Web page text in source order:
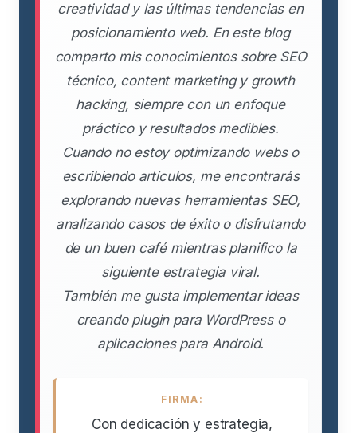
creatividad y las últimas tendencias en
posicionamiento web. En este blog
comparto mis conocimientos sobre SEO
técnico, content marketing y growth
hacking, siempre con un enfoque
práctico y resultados medibles.
Cuando no estoy optimizando webs o
escribiendo artículos, me encontrarás
explorando nuevas herramientas SEO,
analizando casos de éxito o disfrutando
de un buen café mientras planifico la
siguiente estrategia viral.
También me gusta implementar ideas
creando plugin para WordPress o
aplicaciones para Android.
FIRMA:
Con dedicación y estrategia,